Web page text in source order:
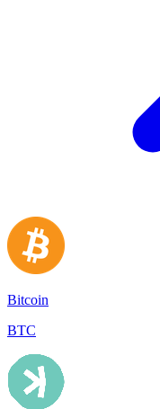
Bitcoin
BTC